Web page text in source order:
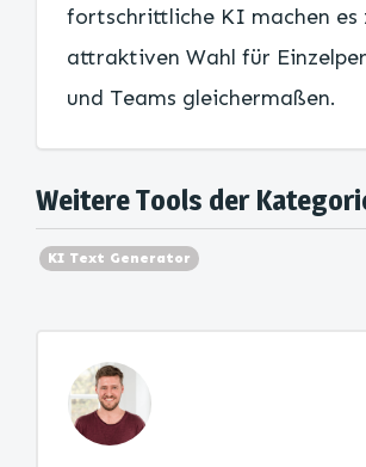
fortschrittliche KI machen es
attraktiven Wahl für
und Teams gleichermaßen.
Weitere Tools der
KI Text Generator